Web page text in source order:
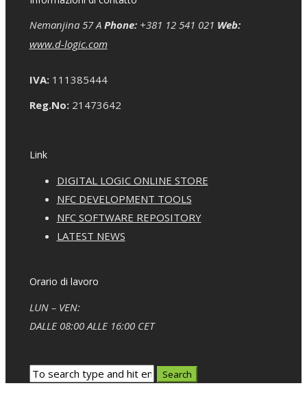
Nemanjina 57 A Phone:+381 12 541 021 Web:
www.d-logic.com
IVA:111385444
Reg.No:21473642
Link
DIGITAL LOGIC ONLINE STORE
NFC DEVELOPMENT TOOLS
NFC SOFTWARE REPOSITORY
LATEST NEWS
Orario di lavoro
LUN – VEN:
DALLE 08:00 ALLE 16:00 CET